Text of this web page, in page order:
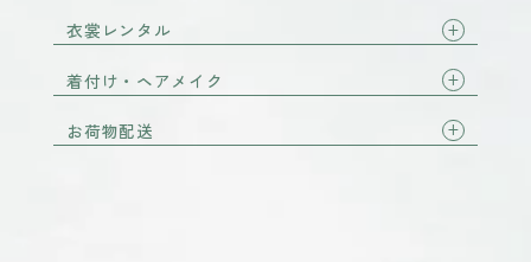
衣裳レンタル
着付け・ヘアメイク
お荷物配送